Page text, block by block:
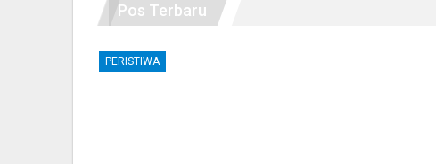
Pos Terbaru
PERISTIWA